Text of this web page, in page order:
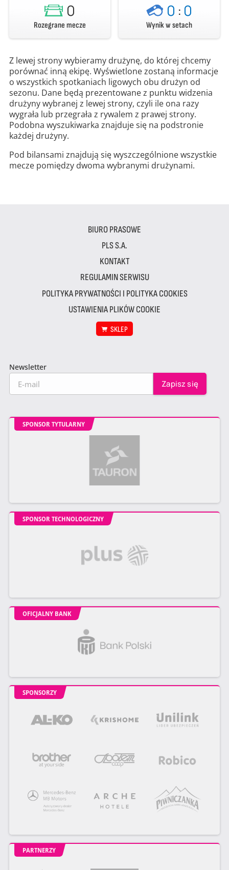
0
Rozegrane mecze
0 : 0
Wynik w setach
Z lewej strony wybieramy drużynę, do której chcemy
porównać inną ekipę. Wyświetlone zostaną informacje
o wszystkich spotkaniach ligowych obu drużyn od
sezonu. Dane będą prezentowane z punktu widzenia
drużyny wybranej z lewej strony, czyli ile ona razy
wygrała lub przegrała z rywalem z prawej strony.
Podobna wyszukiwarka znajduje się na podstronie
każdej drużyny.
Pod bilansami znajdują się wyszczególnione wszystkie
mecze pomiędzy dwoma wybranymi drużynami.
BIURO PRASOWE
PLS S.A.
KONTAKT
REGULAMIN SERWISU
POLITYKA PRYWATNOŚCI I POLITYKA COOKIES
USTAWIENIA PLIKÓW COOKIE
SKLEP
Newsletter
SPONSOR TYTULARNY
SPONSOR TECHNOLOGICZNY
OFICJALNY BANK
SPONSORZY
PARTNERZY